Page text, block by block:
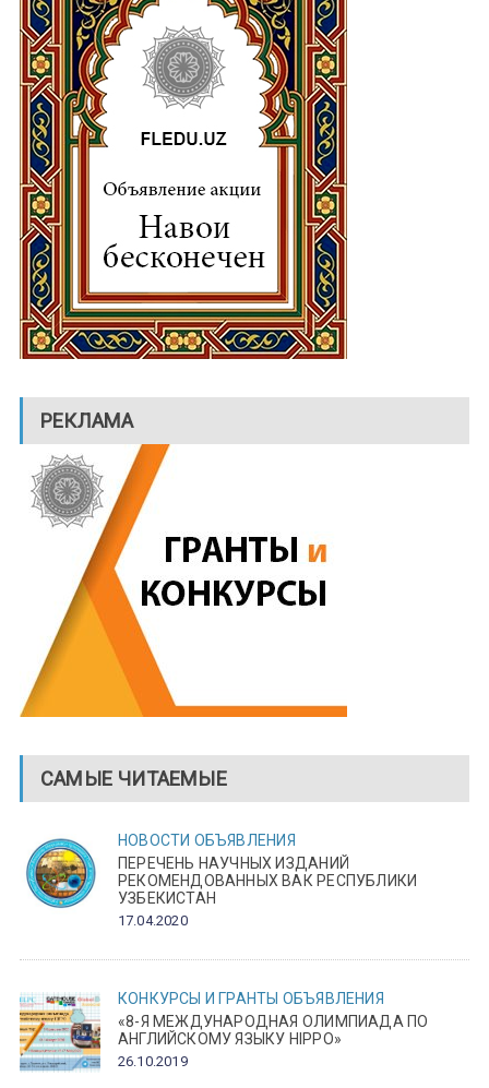
РЕКЛАМА
САМЫЕ ЧИТАЕМЫЕ
НОВОСТИ ОБЪЯВЛЕНИЯ
ПЕРЕЧЕНЬ НАУЧНЫХ ИЗДАНИЙ
РЕКОМЕНДОВАННЫХ ВАК РЕСПУБЛИКИ
УЗБЕКИСТАН
17.04.2020
КОНКУРСЫ И ГРАНТЫ ОБЪЯВЛЕНИЯ
«8-Я МЕЖДУНАРОДНАЯ ОЛИМПИАДА ПО
АНГЛИЙСКОМУ ЯЗЫКУ HIPPO»
26.10.2019